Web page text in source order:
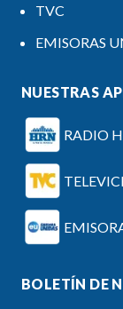
TVC
EMISORAS
NUESTRAS
RADIO
BOLETÍN DE